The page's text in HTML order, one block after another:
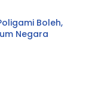
Boleh,
Negara